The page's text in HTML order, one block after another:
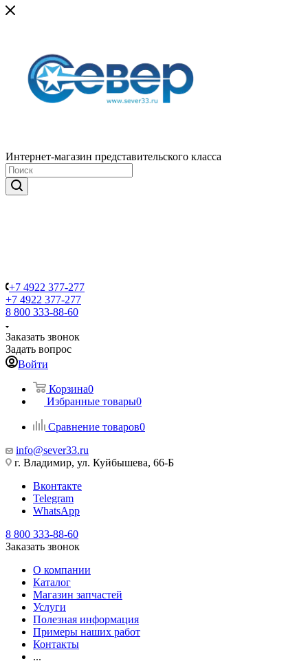
Интернет-магазин представительского класса
+7 4922 377-277
+7 4922 377-277
8 800 333-88-60
Заказать звонок
Задать вопрос
Войти
Корзина0
Избранные товары0
Сравнение товаров0
info@sever33.ru
г. Владимир, ул. Куйбышева, 66-Б
Вконтакте
Telegram
WhatsApp
8 800 333-88-60
Заказать звонок
О компании
Каталог
Магазин запчастей
Услуги
Полезная информация
Примеры наших работ
Контакты
...